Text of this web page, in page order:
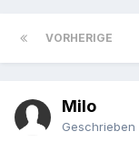
VORHERIGE
Milo
Geschrieben